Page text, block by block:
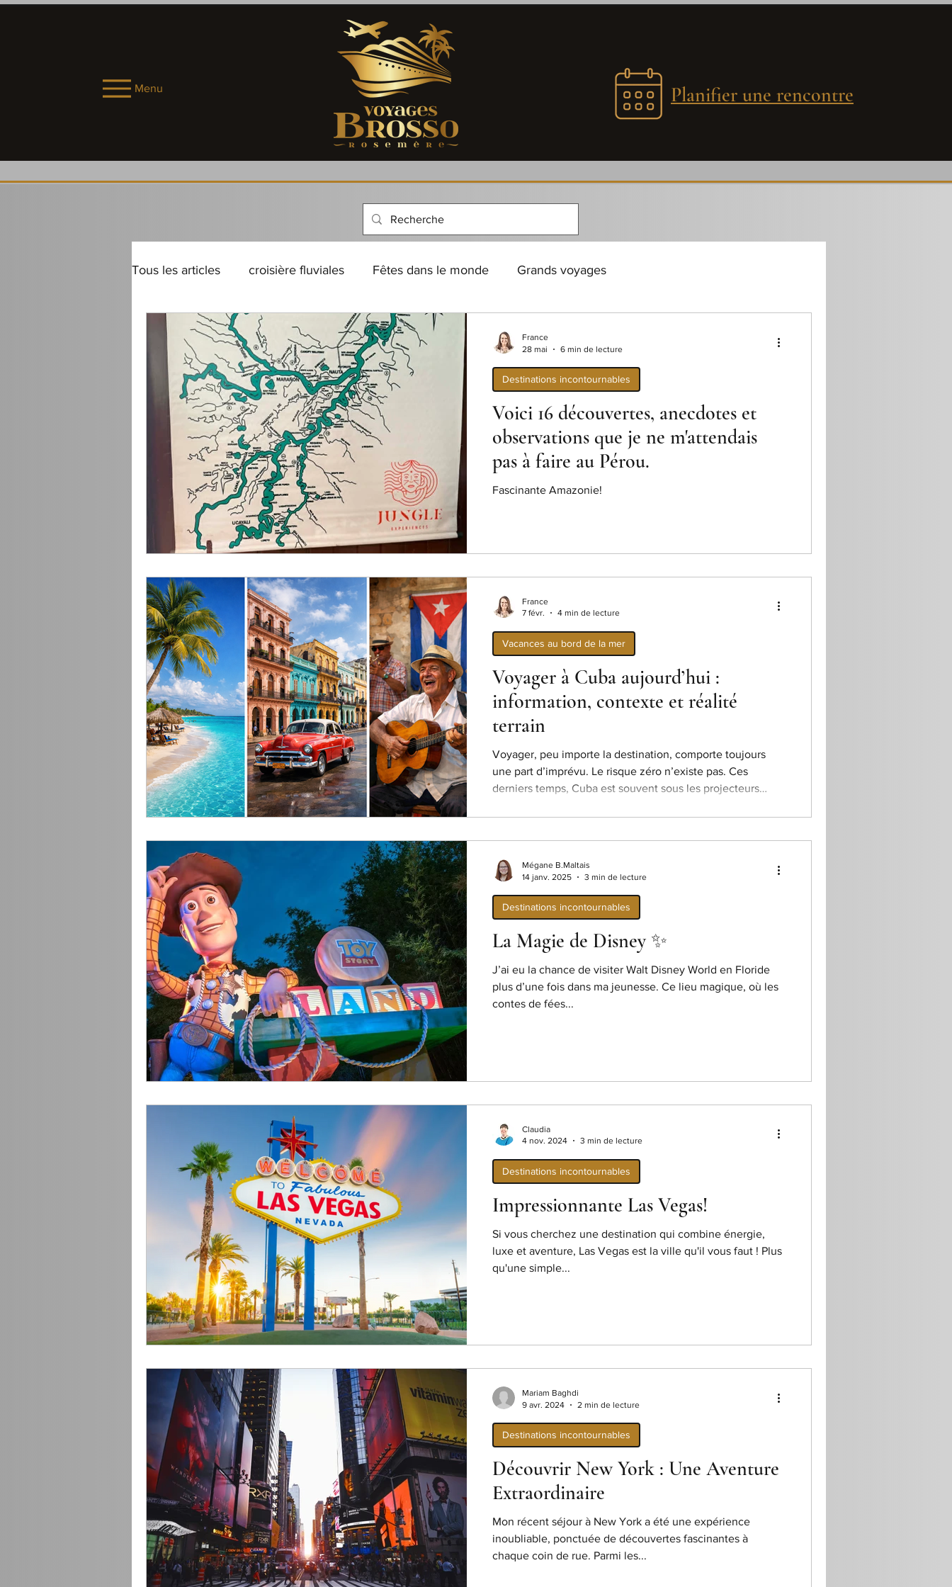
Menu Planifier une rencontre
Tous les articles croisière fluviales Fêtes dans le monde Grands voyages
Destinations incontournables Vacances au bord de la mer
Conseils de pro Conseils de voyage Chroniques d'une psycho-évadologue
Voici 16 découvertes, anecdotes et
observations que je ne m'attendais
pas à faire au Pérou.
Fascinante Amazonie!
Destinations incontournables
France
28 mai
6 min de lecture
Voyager à Cuba aujourd’hui :
information, contexte et réalité
terrain
Voyager, peu importe la destination, comporte toujours
une part d’imprévu. Le risque zéro n’existe pas. Ces
derniers temps, Cuba est souvent sous les projecteurs
normal que plusieurs voyageurs se posent des questions.
décourager un voyage à Cuba, mais bien de présenter la
Vacances au bord de la mer
France
7 févr.
4 min de lecture
La Magie de Disney ✨
J’ai eu la chance de visiter Walt Disney World en Floride
plus d’une fois dans ma jeunesse. Ce lieu magique, où les
contes de fées...
Destinations incontournables
Mégane B.Maltais
14 janv. 2025
3 min de lecture
Impressionnante Las Vegas!
Si vous cherchez une destination qui combine énergie,
luxe et aventure, Las Vegas est la ville qu'il vous faut ! Plus
qu'une simple...
Destinations incontournables
Claudia
4 nov. 2024
3 min de lecture
Découvrir New York : Une Aventure
Extraordinaire
Mon récent séjour à New York a été une expérience
inoubliable, ponctuée de découvertes fascinantes à
chaque coin de rue. Parmi les...
Destinations incontournables
Mariam Baghdi
9 avr. 2024
2 min de lecture